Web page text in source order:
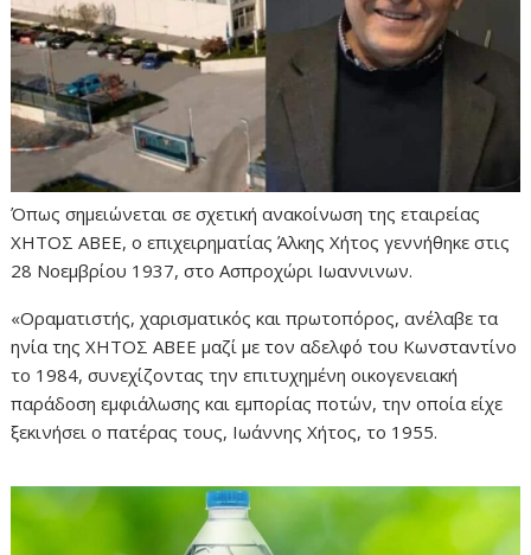
Όπως σημειώνεται σε σχετική ανακοίνωση της εταιρείας
ΧΗΤΟΣ ΑΒΕΕ, ο επιχειρηματίας Άλκης Χήτος γεννήθηκε στις
28 Νοεμβρίου 1937, στο Ασπροχώρι Ιωαννινων.
«Οραματιστής, χαρισματικός και πρωτοπόρος, ανέλαβε τα
ηνία της ΧΗΤΟΣ ΑΒΕΕ μαζί με τον αδελφό του Κωνσταντίνο
το 1984, συνεχίζοντας την επιτυχημένη οικογενειακή
παράδοση εμφιάλωσης και εμπορίας ποτών, την οποία είχε
ξεκινήσει ο πατέρας τους, Ιωάννης Χήτος, το 1955.